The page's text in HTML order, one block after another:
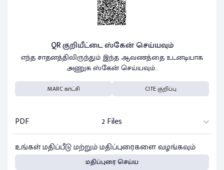
QR குறியீட்டை ஸ்கேன் செய்யவும்
எந்த சாதனத்திலிருந்தும் இந்த ஆவணத்தை உடனடியாக
அணுக ஸ்கேன் செய்யவும்..
MARC காட்சி CITE குறிப்பு
PDF
2 Files
உங்கள் மதிப்பீடு மற்றும் மதிப்புரைகளை வழங்கவும்
மதிப்புரை செய்ய